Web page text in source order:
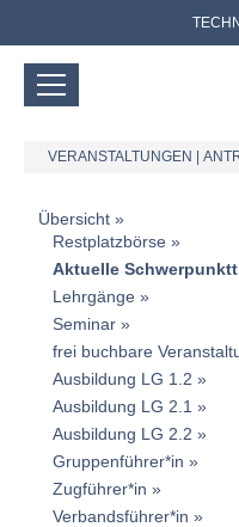
VERANSTALTUNGEN
Übersicht
Restplatzbörse
Aktuelle
Lehrgänge
Seminar
frei buchbare
Ausbildung LG 1.2
Ausbildung LG 2.1
Ausbildung LG 2.2
Gruppenführer*in
Zugführer*in
Verbandsführer*in